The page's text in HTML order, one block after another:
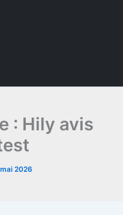
: Hily avis
2026